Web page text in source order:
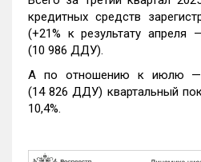
кредитных средств
(+21% к результату
(10 986 ДДУ).
А по отношению к июлю —
(14 826 ДДУ) квартальный
10,4%.